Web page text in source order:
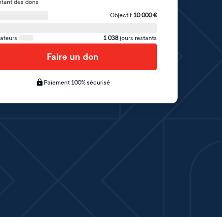
des dons
Objectif 10 000€
1 038 jours restants
Faire un don
Paiement 100% sécurisé